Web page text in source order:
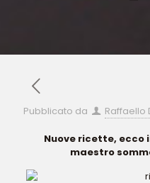
Pubblicato da Raffaello
Nuove ricette, ecco
maestro